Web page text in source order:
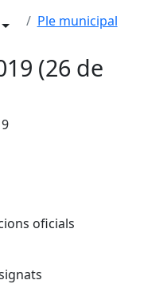
Ple municipal
(26 de
oficials